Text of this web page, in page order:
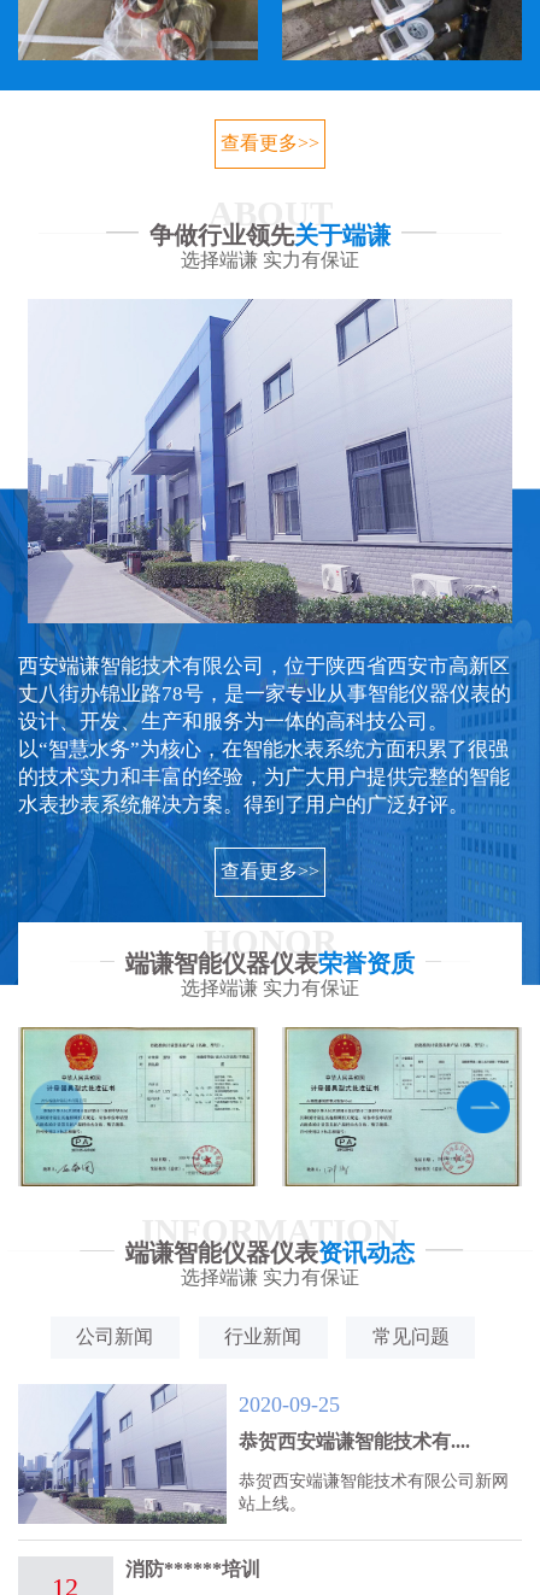
查看更多>>
ABOUT
争做行业领先关于端谦
选择端谦 实力有保证
西安端谦智能技术有限公司，位于陕西省西安市高新区
丈八街办锦业路78号，是一家专业从事智能仪器仪表的
设计、开发、生产和服务为一体的高科技公司。
以“智慧水务”为核心，在智能水表系统方面积累了很强
的技术实力和丰富的经验，为广大用户提供完整的智能
水表抄表系统解决方案。得到了用户的广泛好评。
查看更多>>
HONOR
端谦智能仪器仪表荣誉资质
选择端谦 实力有保证
INFORMATION
端谦智能仪器仪表资讯动态
选择端谦 实力有保证
公司新闻 行业新闻 常见问题
2020-09-25
恭贺西安端谦智能技术有....
恭贺西安端谦智能技术有限公司新网
站上线。
12
消防******培训